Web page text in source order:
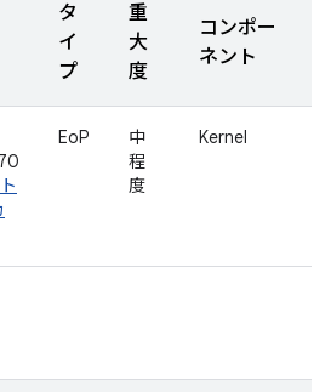
タ
イ
プ
重
大
度
コンポー
ネント
EoP
中
程
度
Kernel